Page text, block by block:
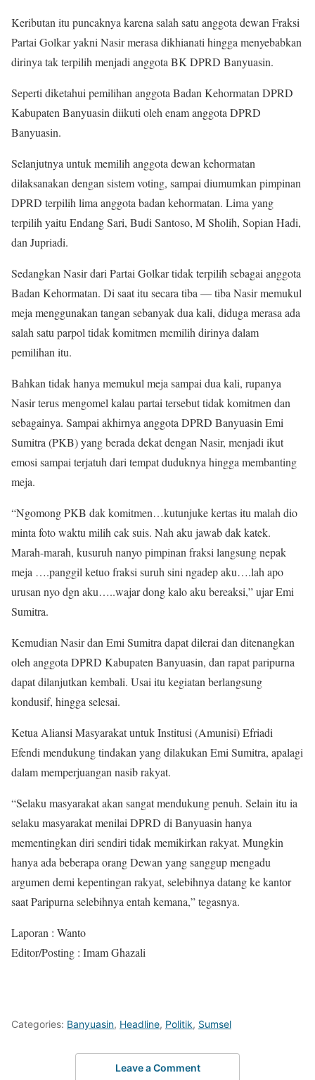
Keributan itu puncaknya karena salah satu anggota dewan Fraksi
Partai Golkar yakni Nasir merasa dikhianati hingga menyebabkan
dirinya tak terpilih menjadi anggota BK DPRD Banyuasin.
Seperti diketahui pemilihan anggota Badan Kehormatan DPRD
Kabupaten Banyuasin diikuti oleh enam anggota DPRD
Banyuasin.
Selanjutnya untuk memilih anggota dewan kehormatan
dilaksanakan dengan sistem voting, sampai diumumkan pimpinan
DPRD terpilih lima anggota badan kehormatan. Lima yang
terpilih yaitu Endang Sari, Budi Santoso, M Sholih, Sopian Hadi,
dan Jupriadi.
Sedangkan Nasir dari Partai Golkar tidak terpilih sebagai anggota
Badan Kehormatan. Di saat itu secara tiba — tiba Nasir memukul
meja menggunakan tangan sebanyak dua kali, diduga merasa ada
salah satu parpol tidak komitmen memilih dirinya dalam
pemilihan itu.
Bahkan tidak hanya memukul meja sampai dua kali, rupanya
Nasir terus mengomel kalau partai tersebut tidak komitmen dan
sebagainya. Sampai akhirnya anggota DPRD Banyuasin Emi
Sumitra (PKB) yang berada dekat dengan Nasir, menjadi ikut
emosi sampai terjatuh dari tempat duduknya hingga membanting
meja.
“Ngomong PKB dak komitmen…kutunjuke kertas itu malah dio
minta foto waktu milih cak suis. Nah aku jawab dak katek.
Marah-marah, kusuruh nanyo pimpinan fraksi langsung nepak
meja ….panggil ketuo fraksi suruh sini ngadep aku….lah apo
urusan nyo dgn aku…..wajar dong kalo aku bereaksi,” ujar Emi
Sumitra.
Kemudian Nasir dan Emi Sumitra dapat dilerai dan ditenangkan
oleh anggota DPRD Kabupaten Banyuasin, dan rapat paripurna
dapat dilanjutkan kembali. Usai itu kegiatan berlangsung
kondusif, hingga selesai.
Ketua Aliansi Masyarakat untuk Institusi (Amunisi) Efriadi
Efendi mendukung tindakan yang dilakukan Emi Sumitra, apalagi
dalam memperjuangan nasib rakyat.
“Selaku masyarakat akan sangat mendukung penuh. Selain itu ia
selaku masyarakat menilai DPRD di Banyuasin hanya
mementingkan diri sendiri tidak memikirkan rakyat. Mungkin
hanya ada beberapa orang Dewan yang sanggup mengadu
argumen demi kepentingan rakyat, selebihnya datang ke kantor
saat Paripurna selebihnya entah kemana,” tegasnya.
Laporan : Wanto
Editor/Posting : Imam Ghazali
Categories: Banyuasin, Headline, Politik, Sumsel
Leave a Comment